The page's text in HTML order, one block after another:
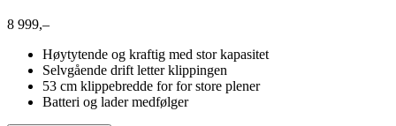
8 999,–
Høytytende og kraftig med stor kapasitet
Selvgående drift letter klippingen
53 cm klippebredde for for store plener
Batteri og lader medfølger